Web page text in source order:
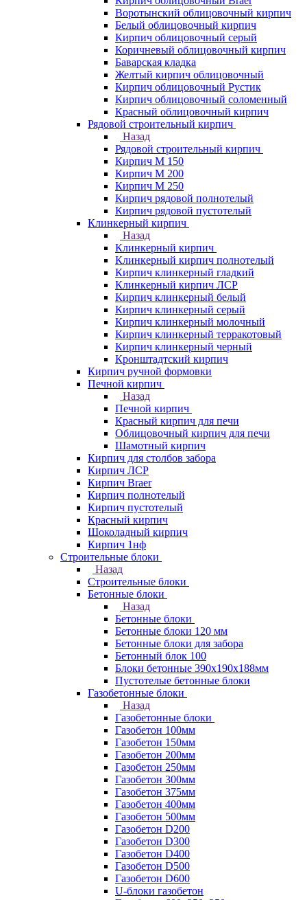
Воротынский облицовочный кирпич
Белый облицовочный кирпич
Кирпич облицовочный серый
Коричневый облицовочный кирпич
Баварская кладка
Желтый кирпич облицовочный
Кирпич облицовочный Рустик
Кирпич облицовочный соломенный
Красный облицовочный кирпич
Рядовой строительный кирпич
Назад
Рядовой строительный кирпич
Кирпич М 150
Кирпич М 200
Кирпич М 250
Кирпич рядовой полнотелый
Кирпич рядовой пустотелый
Клинкерный кирпич
Назад
Клинкерный кирпич
Клинкерный кирпич полнотелый
Кирпич клинкерный гладкий
Клинкерный кирпич ЛСР
Кирпич клинкерный белый
Кирпич клинкерный серый
Кирпич клинкерный молочный
Кирпич клинкерный терракотовый
Кирпич клинкерный черный
Кронштадтский кирпич
Кирпич ручной формовки
Печной кирпич
Назад
Печной кирпич
Красный кирпич для печи
Облицовочный кирпич для печи
Шамотный кирпич
Кирпич для столбов забора
Кирпич ЛСР
Кирпич Braer
Кирпич полнотелый
Кирпич пустотелый
Красный кирпич
Шоколадный кирпич
Кирпич 1нф
Строительные блоки
Назад
Строительные блоки
Бетонные блоки
Назад
Бетонные блоки
Бетонные блоки 120 мм
Бетонные блоки для забора
Бетонный блок 100
Блоки бетонные 390х190х188мм
Пустотелые бетонные блоки
Газобетонные блоки
Назад
Газобетонные блоки
Газобетон 100мм
Газобетон 150мм
Газобетон 200мм
Газобетон 250мм
Газобетон 300мм
Газобетон 375мм
Газобетон 400мм
Газобетон 500мм
Газобетон D200
Газобетон D300
Газобетон D400
Газобетон D500
Газобетон D600
U-блоки газобетон